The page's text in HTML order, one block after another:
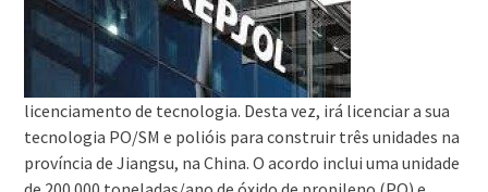
licenciamento de tecnologia. Desta vez, irá licenciar a sua
tecnologia PO/SM e polióis para construir três unidades na
província de Jiangsu, na China. O acordo inclui uma unidade